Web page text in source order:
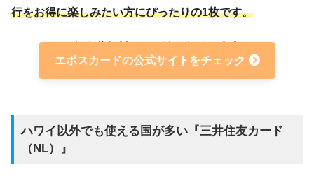
行をお得に楽しみたい方にぴったりの1枚です。
エポスカードの公式サイトをチェック
ハワイ以外でも使える国が多い『三井住友カード
（NL）』